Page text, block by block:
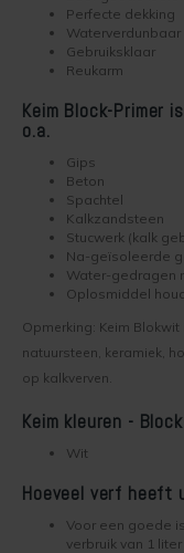
Werkwijze binnenmuur
Bakstenen muur verven
Beton muur verven
Gestucte muur verven
Spachtelputz verven
Gipsplaten verven
Hout binnen verven
Keim Avantgarde
Keim Edition Historisch
Keim Natuursteen
Keim Optil Monochrome
Keim Soldalan Monochrome
Keim Soldalan kleuren
Concreton Black betonverf
Soliprim
Athenit-Lucente
Concreton-C
Contact-Plus
Concreton-W
Vragen over het Kopen
Retour
Reclameren
Uitvoering
Keim en Duurzaamheid
Perfecte dekking
Waterverdunbaar
Gebruiksklaar
Reukarm
Keim Block-Primer
o.a.
Gips
Beton
Spachtel
Kalkzandsteen
Stucwerk (kalk
Na-geïsoleerde
Water-gedragen
Oplosmiddel
Opmerking: Keim
natuursteen, keramiek,
op kalkverven.
Keim kleuren -
Wit
Hoeveel verf heeft
Voor een goede
verbruik van 1